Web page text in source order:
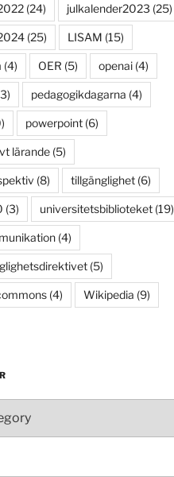
(24) julkalender2023 (25)
(25) LISAM (15)
(4) OER (5) openai(4)
pedagogikdagarna (4)
powerpoint(6)
lärande(5)
(8) tillgänglighet(6)
(3) universitetsbiblioteket(19)
(4)
(5)
(4) Wikipedia (9)